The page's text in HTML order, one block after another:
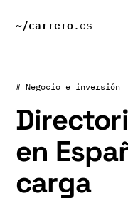
~/carrero.es
# Negocio e inversión
en
carga